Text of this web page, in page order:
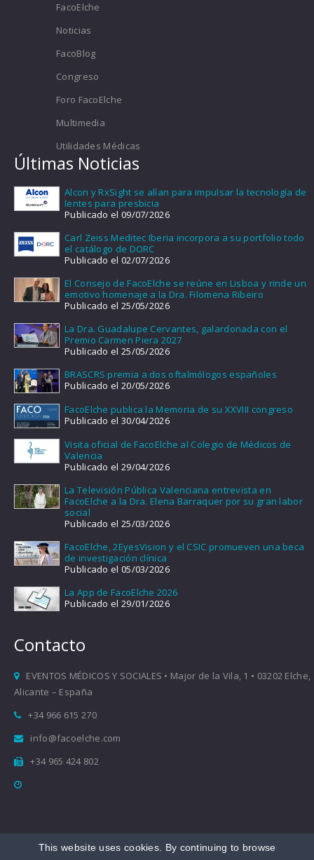
FacoElche
Noticias
FacoBlog
Congreso
Foro FacoElche
Multimedia
Utilidades Médicas
Últimas Noticias
Alcon y RxSight se alían para impulsar la tecnología de
lentes para presbicia
Publicado el 09/07/2026
Carl Zeiss Meditec Iberia incorpora a su portfolio todo
el catálogo de DORC
Publicado el 02/07/2026
El Consejo de FacoElche se reúne en Lisboa y rinde un
emotivo homenaje a la Dra. Filomena Ribeiro
Publicado el 25/05/2026
La Dra. Guadalupe Cervantes, galardonada con el
Premio Carmen Piera 2027
Publicado el 25/05/2026
BRASCRS premia a dos oftalmólogos españoles
Publicado el 20/05/2026
FacoElche publica la Memoria de su XXVIII congreso
Publicado el 30/04/2026
Visita oficial de FacoElche al Colegio de Médicos de
Valencia
Publicado el 29/04/2026
La Televisión Pública Valenciana entrevista en
FacoElche a la Dra. Elena Barraquer por su gran labor
social
Publicado el 25/03/2026
FacoElche, 2EyesVision y el CSIC promueven una beca
de investigación clínica
Publicado el 05/03/2026
La App de FacoElche 2026
Publicado el 29/01/2026
Contacto
EVENTOS MÉDICOS Y SOCIALES • Major de la Vila, 1 • 03202 Elche,
Alicante – España
+34 966 615 270
info@facoelche.com
+34 965 424 802
This website uses cookies. By continuing to browse